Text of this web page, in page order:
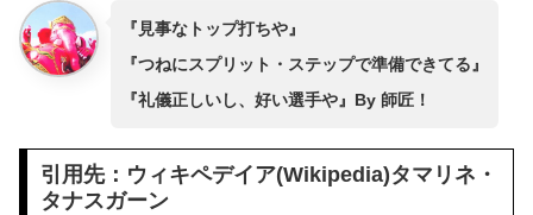
『見事なトップ打ちや』
『つねにスプリット・ステップで準備できてる』
『礼儀正しいし、好い選手や』By 師匠！
引用先：ウィキペデイア(Wikipedia)タマリネ・
タナスガーン